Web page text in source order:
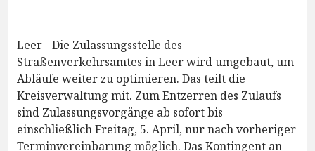
Leer - Die Zulassungsstelle des
Straßenverkehrsamtes in Leer wird umgebaut, um
Abläufe weiter zu optimieren. Das teilt die
Kreisverwaltung mit. Zum Entzerren des Zulaufs
sind Zulassungsvorgänge ab sofort bis
einschließlich Freitag, 5. April, nur nach vorheriger
Terminvereinbarung möglich. Das Kontingent an